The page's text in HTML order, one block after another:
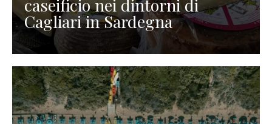
caseificio nei dintorni di
Cagliari in Sardegna